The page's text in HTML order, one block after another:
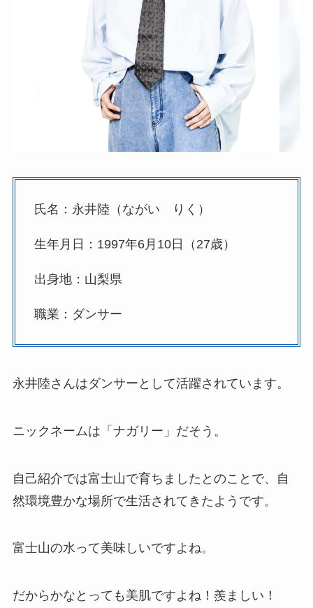
氏名：永井陸（ながい りく）
生年月日：1997年6月10日（27歳）
出身地：山梨県
職業：ダンサー
永井陸さんはダンサーとして活躍されています。
ニックネームは「ナガリー」だそう。
自己紹介では富士山で育ちましたとのことで、自
然環境豊かな場所で生活されてきたようです。
富士山の水って美味しいですよね。
だからかなとっても美肌ですよね！羨ましい！